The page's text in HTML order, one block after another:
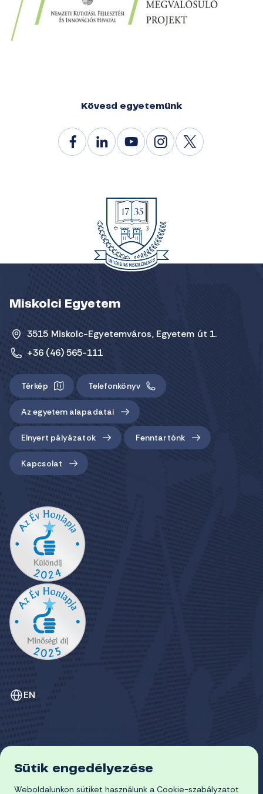
Kövesd egyetemünk
Miskolci Egyetem
3515 Miskolc-Egyetemváros, Egyetem út 1.
+36 (46) 565-111
Térkép Telefonkönyv
Az egyetem alapadatai
Elnyert pályázatok Fenntartónk
Kapcsolat
EN
ADATVÉDELEM
COOKIE-SZABÁLYZAT
Sütik engedélyezése
Weboldalunkon sütiket használunk a Cookie-szabályzatot